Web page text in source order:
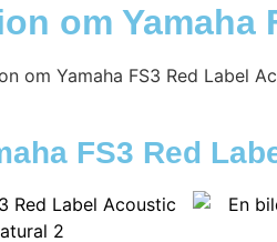
om Yamaha
om Yamaha FS3 Red Label
FS3 Red